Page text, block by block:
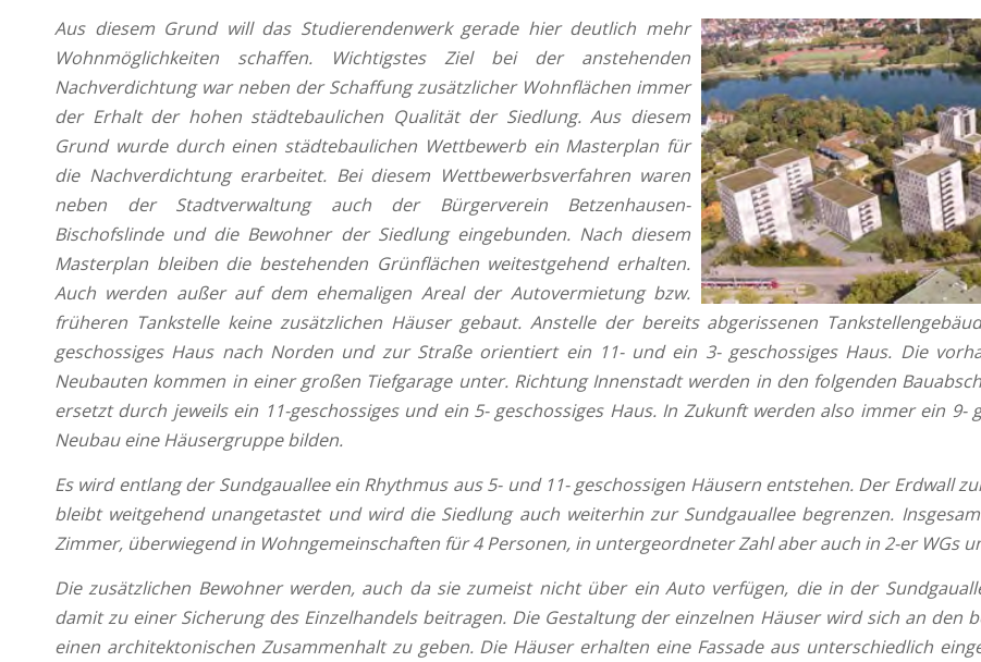
Aus diesem Grund will das Studierendenwerk gerade hier deutlich mehr
Wohnmöglichkeiten schaffen. Wichtigstes Ziel bei der anstehenden
Nachverdichtung war neben der Schaffung zusätzlicher Wohnflächen immer
der Erhalt der hohen städtebaulichen Qualität der Siedlung. Aus diesem
Grund wurde durch einen städtebaulichen Wettbewerb ein Masterplan für
die Nachverdichtung erarbeitet. Bei diesem Wettbewerbsverfahren waren
neben der Stadtverwaltung auch der Bürgerverein Betzenhausen-
Bischofslinde und die Bewohner der Siedlung eingebunden. Nach diesem
Masterplan bleiben die bestehenden Grünflächen weitestgehend erhalten.
Auch werden außer auf dem ehemaligen Areal der Autovermietung bzw.
früheren Tankstelle keine zusätzlichen Häuser gebaut. Anstelle der bereits abgerissenen
geschossiges Haus nach Norden und zur Straße orientiert ein 11- und ein 3- geschossiges Haus. Die
Neubauten kommen in einer großen Tiefgarage unter. Richtung Innenstadt werden in den folgenden
ersetzt durch jeweils ein 11-geschossiges und ein 5- geschossiges Haus. In Zukunft werden also immer ein
Neubau eine Häusergruppe bilden.
Es wird entlang der Sundgauallee ein Rhythmus aus 5- und 11- geschossigen Häusern entstehen. Der Erdwall
bleibt weitgehend unangetastet und wird die Siedlung auch weiterhin zur Sundgauallee begrenzen.
Zimmer, überwiegend in Wohngemeinschaften für 4 Personen, in untergeordneter Zahl aber auch in 2-er WGs
Die zusätzlichen Bewohner werden, auch da sie zumeist nicht über ein Auto verfügen, die in der
damit zu einer Sicherung des Einzelhandels beitragen. Die Gestaltung der einzelnen Häuser wird sich an den
einen architektonischen Zusammenhalt zu geben. Die Häuser erhalten eine Fassade aus unterschiedlich